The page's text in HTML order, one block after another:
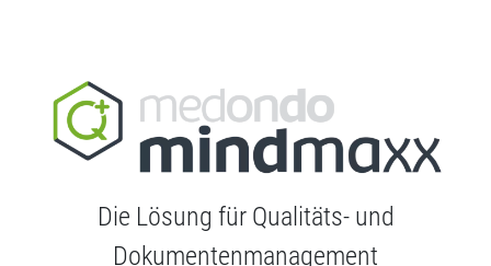
Die Lösung für Qualitäts- und
Dokumentenmanagement